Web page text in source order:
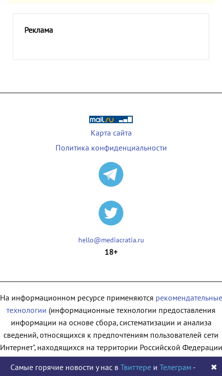
Реклама
Карта сайта
Политика конфиденциальности
hello@mediacratia.ru
18+
На информационном ресурсе применяются рекомендательные
технологии (информационные технологии предоставления
информации на основе сбора, систематизации и анализа
сведений, относящихся к предпочтениям пользователей сети
находящихся на территории Российской
Самые горячие новости у нас в Твиттереи Телеграм -
✖